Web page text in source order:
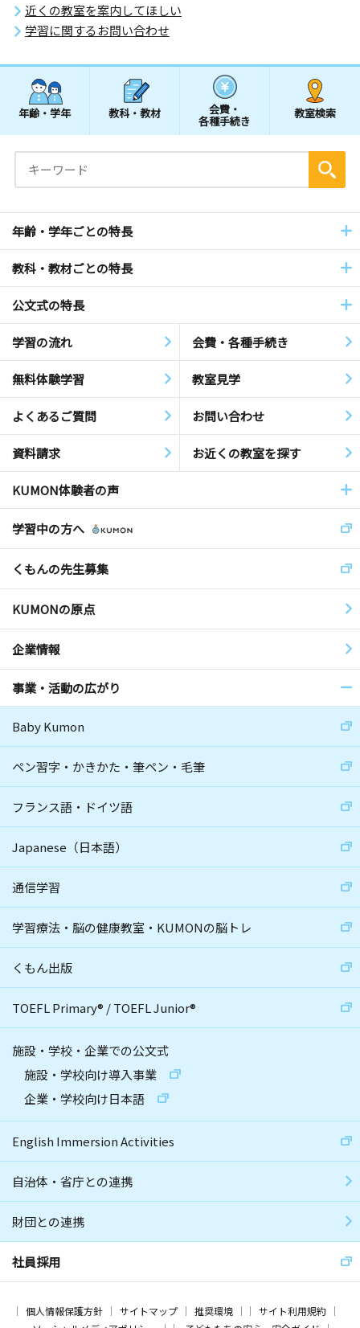
近くの教室を案内してほしい
学習に関するお問い合わせ
年齢・学年 教科・教材 会費・
各種手続き
教室検索
年齢・学年ごとの特長
教科・教材ごとの特長
公文式の特長
学習の流れ 会費・各種手続き
無料体験学習 教室見学
よくあるご質問 お問い合わせ
資料請求 お近くの教室を探す
KUMON体験者の声
学習中の方へ
くもんの先生募集
KUMONの原点
企業情報
事業・活動の広がり
Baby Kumon
ペン習字・かきかた・筆ペン・毛筆
フランス語・ドイツ語
Japanese（日本語）
通信学習
学習療法・脳の健康教室・KUMONの脳トレ
くもん出版
TOEFL Primary® /TOEFL Junior®
施設・学校・企業での公文式
施設・学校向け導入事業
企業・学校向け日本語
English Immersion Activities
自治体・省庁との連携
財団との連携
社員採用
個人情報保護方針 サイトマップ 推奨環境
サイト利用規約